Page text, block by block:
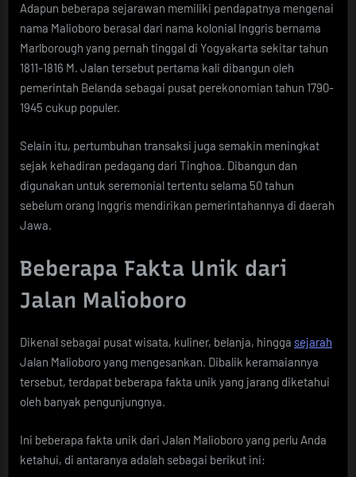
Adapun beberapa sejarawan memiliki pendapatnya mengenai
nama Malioboro berasal dari nama kolonial Inggris bernama
Marlborough yang pernah tinggal di Yogyakarta sekitar tahun
1811-1816 M. Jalan tersebut pertama kali dibangun oleh
pemerintah Belanda sebagai pusat perekonomian tahun 1790-
1945 cukup populer.
Selain itu, pertumbuhan transaksi juga semakin meningkat
sejak kehadiran pedagang dari Tinghoa. Dibangun dan
digunakan untuk seremonial tertentu selama 50 tahun
sebelum orang Inggris mendirikan pemerintahannya di daerah
Jawa.
Beberapa Fakta Unik dari
Jalan Malioboro
Dikenal sebagai pusat wisata, kuliner, belanja, hingga sejarah
Jalan Malioboro yang mengesankan. Dibalik keramaiannya
tersebut, terdapat beberapa fakta unik yang jarang diketahui
oleh banyak pengunjungnya.
Ini beberapa fakta unik dari Jalan Malioboro yang perlu Anda
ketahui, di antaranya adalah sebagai berikut ini: